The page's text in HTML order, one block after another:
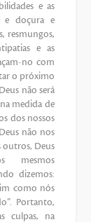
e as
e doçura e
resmungos,
e as
no com
o próximo
não será
medida de
dos nossos
não nos
outros, Deus
mesmos
dizemos:
como nós
Portanto,
culpas, na